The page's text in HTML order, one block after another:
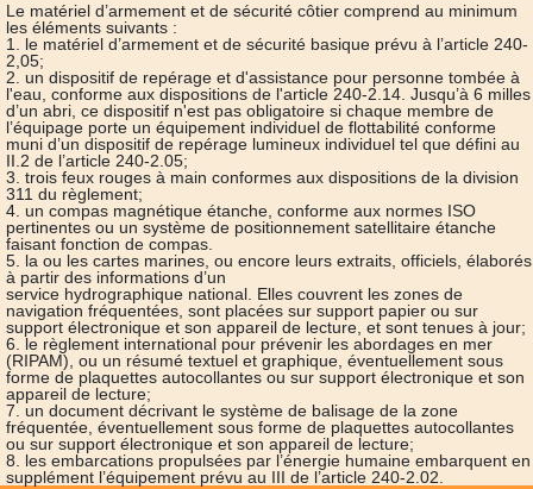
Le matériel d’armement et de sécurité côtier comprend au minimum
les éléments suivants :
1. le matériel d’armement et de sécurité basique prévu à l’article 240-
2,05;
2. un dispositif de repérage et d'assistance pour personne tombée à
l'eau, conforme aux dispositions de l'article 240-2.14. Jusqu’à 6 milles
d’un abri, ce dispositif n'est pas obligatoire si chaque membre de
l’équipage porte un équipement individuel de flottabilité conforme
muni d’un dispositif de repérage lumineux individuel tel que défini au
II.2 de l’article 240-2.05;
3. trois feux rouges à main conformes aux dispositions de la division
311 du règlement;
4. un compas magnétique étanche, conforme aux normes ISO
pertinentes ou un système de positionnement satellitaire étanche
faisant fonction de compas.
5. la ou les cartes marines, ou encore leurs extraits, officiels, élaborés
à partir des informations d’un
service hydrographique national. Elles couvrent les zones de
navigation fréquentées, sont placées sur support papier ou sur
support électronique et son appareil de lecture, et sont tenues à jour;
6. le règlement international pour prévenir les abordages en mer
(RIPAM), ou un résumé textuel et graphique, éventuellement sous
forme de plaquettes autocollantes ou sur support électronique et son
appareil de lecture;
7. un document décrivant le système de balisage de la zone
fréquentée, éventuellement sous forme de plaquettes autocollantes
ou sur support électronique et son appareil de lecture;
8. les embarcations propulsées par l’énergie humaine embarquent en
supplément l’équipement prévu au III de l’article 240-2.02.